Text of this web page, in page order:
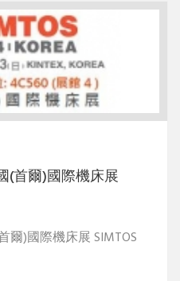
(首爾)國際機床展
爾)國際機床展 SIMTOS